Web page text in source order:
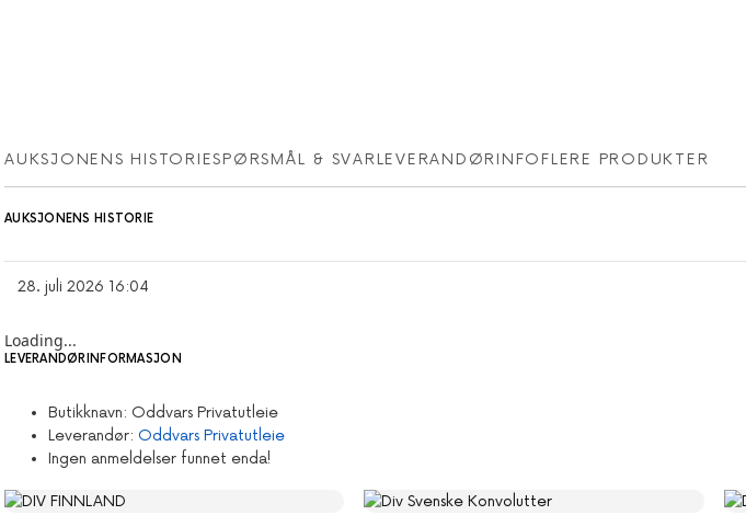
AUKSJONENS HISTORIESPØRSMÅL & SVARLEVERANDØRINFO FLERE PRODUKTER
AUKSJONENS HISTORIE
28. juli 2026 16:04
Loading...
LEVERANDØRINFORMASJON
Butikknavn: Oddvars Privatutleie
Leverandør: Oddvars Privatutleie
Ingen anmeldelser funnet enda!